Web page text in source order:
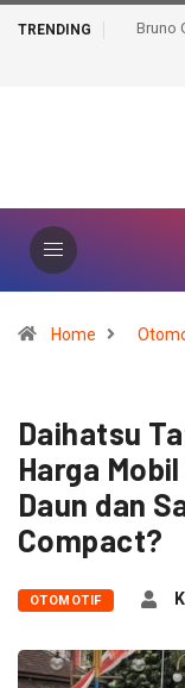
TRENDING
Bruno
Home
Daihatsu
Harga
Daun dan
Compact?
OTOMOTIF